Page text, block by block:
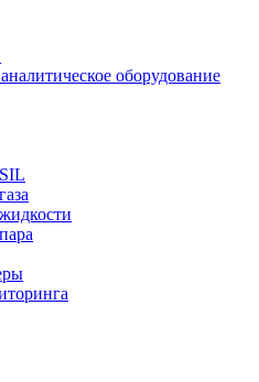
оборудование